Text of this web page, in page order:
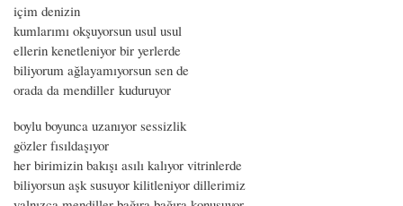
içim denizin
kumlarımı okşuyorsun usul usul
ellerin kenetleniyor bir yerlerde
biliyorum ağlayamıyorsun sen de
orada da mendiller kuduruyor
boylu boyunca uzanıyor sessizlik
gözler fısıldaşıyor
her birimizin bakışı asılı kalıyor vitrinlerde
biliyorsun aşk susuyor kilitleniyor dillerimiz